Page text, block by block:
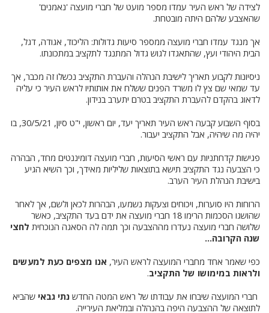
לצידה של ראש העיר עמדו מספר מועט של חברי מועצה 'נאמנים'
שהאצבע שלהם היתה מובטחת.
אך מנגד עמדו חברי מועצה ממספר סיעות גדולות: הליכוד, אגודה, דגל,
הבית היהודי ועץ, שהתאגדו לגוש גדול המתנגד לתקציב במתכונתו.
ניסיונות לקבוע תאריך לישיבת הנהלה והעברת התקציב נכשלו זה מכבר, אך
עד שמאי שם צץ לו משרד הפנים ששלח את אותותיו לראש העיר כי עליה
לדאוג בהקדם להעברת התקציב בטרם יתערב בנידון.
בסוף השבוע קבעה ראש העיר תאריך יעד, יום ראשון, י"ט סיון, 30/5/21, בו
יהיה מה שיהיה, אבל התקציב יעבור.
פגישות קדחתניות עם ראשי הסיעות, חברי מועצה דומיננטים מחד, הבהרה
כי הצבעה נגד התקציב תישא בתוצאות שליליות מאידך, וכך השיא הגיע
בישיבת הנהלת העיר הערב.
הרוחות היו סוערות, ויכוחים וצעקות נשמעו, הבהרות לכאן ולשם, אך לאחר
שהושגו הסכמות הרימו 18 חברי מועצה את ידם בעד התקציב, כאשר
שלושה חברי מועצה נעדרו מההצבעה וכך תמה לה הסאגה הנוכחית לחצי
שנה הקרובה...
כפי שאמר אחד מחברי המועצה לראש העיר, אנו מצפים כעת למעשים
ולראות במימושו של התקציב.
חברי המועצה שיבחו את עבודתו של ראש המטה החדש נתי גבאי שהביא
לתוצאה של ההצבעה היפה בהנהלה ובמליאת העירייה.